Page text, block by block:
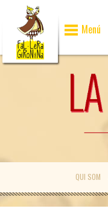
Menú
QUI SOM